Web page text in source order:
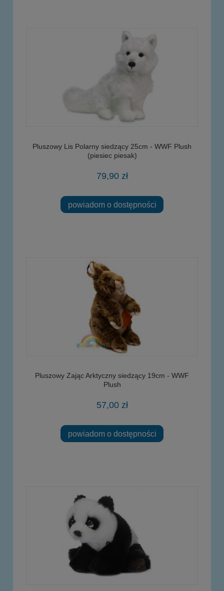
Pluszowy Lis Polarny siedzący 25cm - WWF Plush
(piesiec piesak)
79,90 zł
powiadom o dostępności
Pluszowy Zając Arktyczny siedzący 19cm - WWF
Plush
57,00 zł
powiadom o dostępności